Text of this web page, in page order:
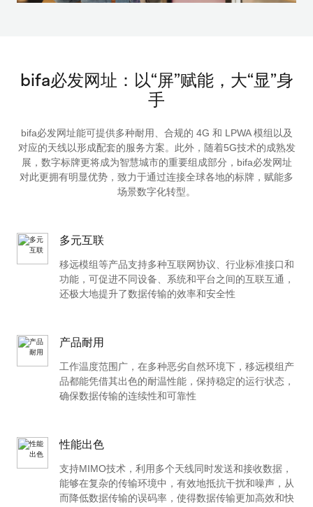
bifa必发网址：以“屏”赋能，大“显”身
手
bifa必发网址能可提供多种耐用、合规的 4G 和 LPWA 模组以及
对应的天线以形成配套的服务方案。此外，随着5G技术的成熟发
展，数字标牌更将成为智慧城市的重要组成部分，bifa必发网址
对此更拥有明显优势，致力于通过连接全球各地的标牌，赋能多
场景数字化转型。
多元互联
移远模组等产品支持多种互联网协议、行业标准接口和
功能，可促进不同设备、系统和平台之间的互联互通，
还极大地提升了数据传输的效率和安全性
产品耐用
工作温度范围广，在多种恶劣自然环境下，移远模组产
品都能凭借其出色的耐温性能，保持稳定的运行状态，
确保数据传输的连续性和可靠性
性能出色
支持MIMO技术，利用多个天线同时发送和接收数据，
能够在复杂的传输环境中，有效地抵抗干扰和噪声，从
而降低数据传输的误码率，使得数据传输更加高效和快